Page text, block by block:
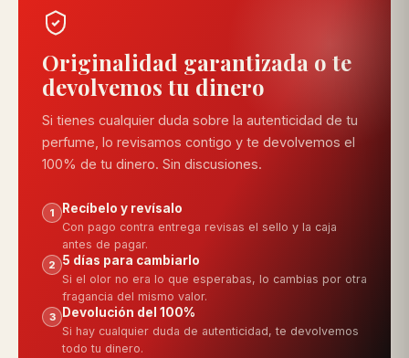
Originalidad garantizada o te
devolvemos tu dinero
Si tienes cualquier duda sobre la autenticidad de tu
perfume, lo revisamos contigo y te devolvemos el
100% de tu dinero. Sin discusiones.
1 Recíbelo y revísalo
Con pago contra entrega revisas el sello y la caja
antes de pagar.
2 5 días para cambiarlo
Si el olor no era lo que esperabas, lo cambias por otra
fragancia del mismo valor.
3 Devolución del 100%
Si hay cualquier duda de autenticidad, te devolvemos
todo tu dinero.